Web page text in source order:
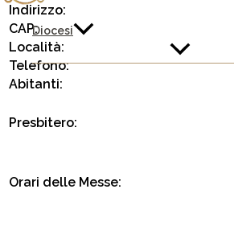
Diocesi
Indirizzo:
CAP:
Località:
Telefono:
Abitanti:
Presbitero:
Orari delle Messe: